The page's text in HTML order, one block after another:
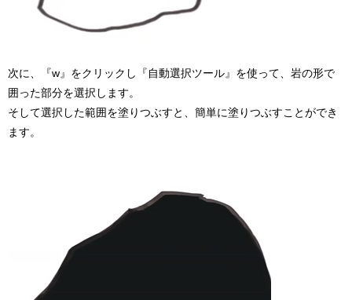
次に、『w』をクリックし『自動選択ツール』を使って、岩の形で
囲った部分を選択します。
そして選択した範囲を塗りつぶすと、簡単に塗りつぶすことができ
ます。